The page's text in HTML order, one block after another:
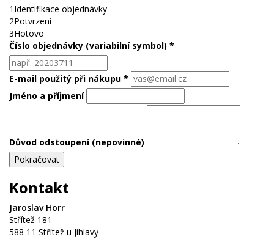
1 Identifikace objednávky
2Potvrzení
3Hotovo
Číslo objednávky (variabilní symbol) *
E-mail použitý při nákupu *
Jméno a příjmení
Důvod odstoupení (nepovinné)
Pokračovat
Kontakt
Jaroslav Horr
Střítež 181
588 11 Střítež u Jihlavy